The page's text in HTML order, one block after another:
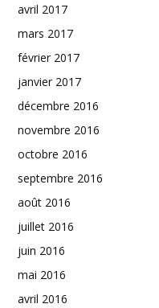
avril 2017
mars 2017
février 2017
janvier 2017
décembre 2016
novembre 2016
octobre 2016
septembre 2016
août 2016
juillet 2016
juin 2016
mai 2016
avril 2016